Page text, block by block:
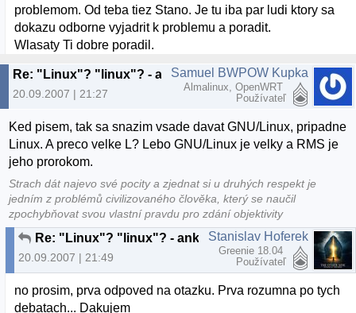
problemom. Od teba tiez Stano. Je tu iba par ludi ktory sa
dokazu odborne vyjadrit k problemu a poradit.
Wlasaty Ti dobre poradil.
Re: "Linux"? "linux"? - anketka
20.09.2007 | 21:27
Samuel BWPOW Kupka
Almalinux, OpenWRT
Používateľ
Ked pisem, tak sa snazim vsade davat GNU/Linux, pripadne
Linux. A preco velke L? Lebo GNU/Linux je velky a RMS je
jeho prorokom.
Strach dát najevo své pocity a zjednat si u druhých respekt je
jedním z problémů civilizovaného člověka, který se naučil
zpochybňovat svou vlastní pravdu pro zdání objektivity
Re: "Linux"? "linux"? - anketka
20.09.2007 | 21:49
Stanislav Hoferek
Greenie 18.04
Používateľ
no prosim, prva odpoved na otazku. Prva rozumna po tych
debatach... Dakujem